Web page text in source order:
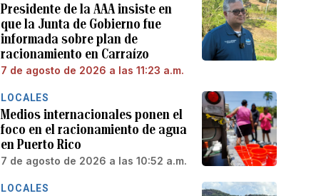
Presidente de la AAA insiste en
que la Junta de Gobierno fue
informada sobre plan de
racionamiento en Carraízo
7 de agosto de 2026 a las 11:23 a.m.
LOCALES
Medios internacionales ponen el
foco en el racionamiento de agua
en Puerto Rico
7 de agosto de 2026 a las 10:52 a.m.
LOCALES